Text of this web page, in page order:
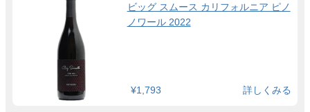
ビッグ スムース カリフォルニア ピノ
ノワール 2022
¥1,793 詳しくみる